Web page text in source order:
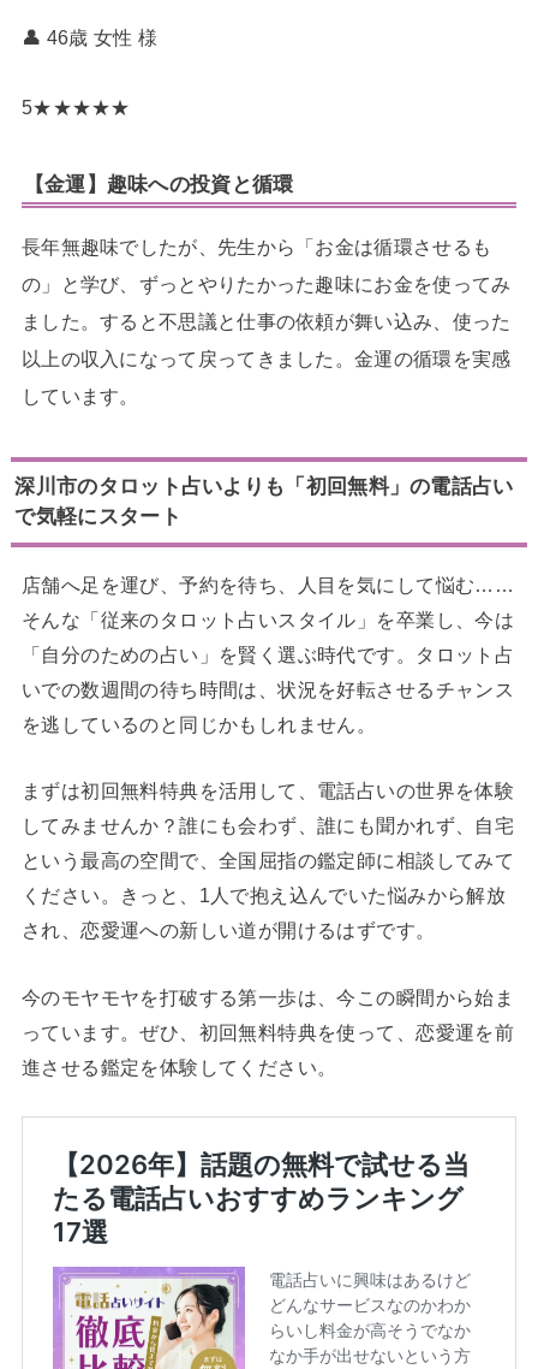
👤 46歳 女性 様
5★★★★★
【金運】趣味への投資と循環
長年無趣味でしたが、先生から「お金は循環させるも
の」と学び、ずっとやりたかった趣味にお金を使ってみ
ました。すると不思議と仕事の依頼が舞い込み、使った
以上の収入になって戻ってきました。金運の循環を実感
しています。
深川市のタロット占いよりも「初回無料」の電話占い
で気軽にスタート
店舗へ足を運び、予約を待ち、人目を気にして悩む……
そんな「従来のタロット占いスタイル」を卒業し、今は
「自分のための占い」を賢く選ぶ時代です。タロット占
いでの数週間の待ち時間は、状況を好転させるチャンス
を逃しているのと同じかもしれません。
まずは初回無料特典を活用して、電話占いの世界を体験
してみませんか？誰にも会わず、誰にも聞かれず、自宅
という最高の空間で、全国屈指の鑑定師に相談してみて
ください。きっと、1人で抱え込んでいた悩みから解放
され、恋愛運への新しい道が開けるはずです。
今のモヤモヤを打破する第一歩は、今この瞬間から始ま
っています。ぜひ、初回無料特典を使って、恋愛運を前
進させる鑑定を体験してください。